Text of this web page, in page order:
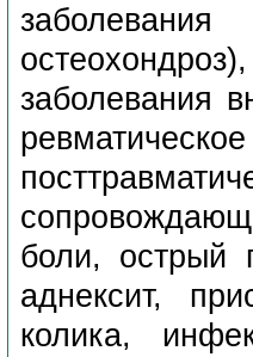
заболевания
боли, острый
аднексит,
колика,